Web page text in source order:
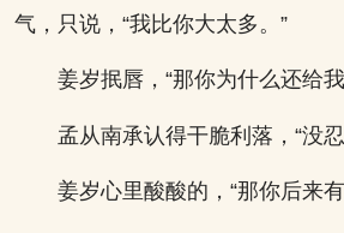
气，只说，“我比你大太多。”
姜岁抿唇，“那你为什么还给
孟从南承认得干脆利落，“没
姜岁心里酸酸的，“那你后来